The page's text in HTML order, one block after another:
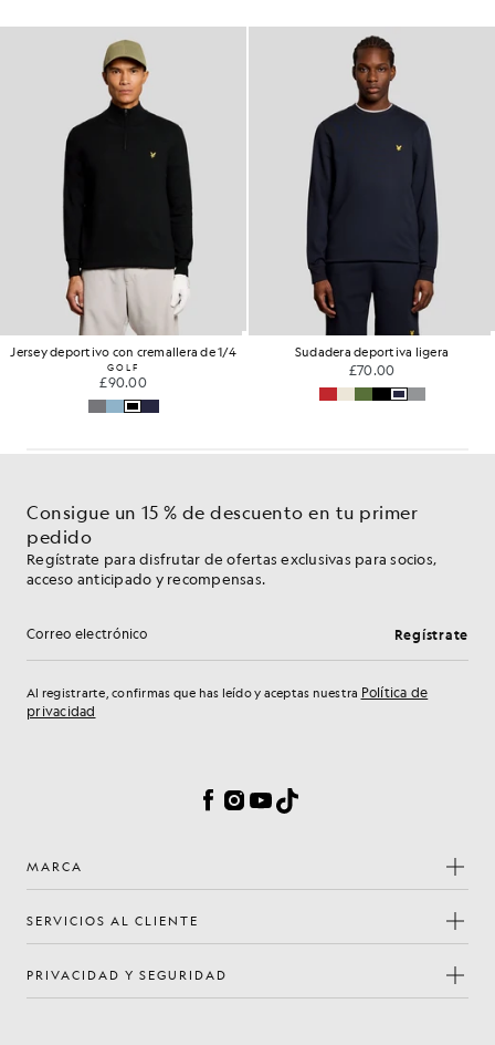
Jersey deportivo con cremallera de 1/4
GOLF
£90.00
Sudadera deportiva ligera
£70.00
Consigue un 15 % de descuento en tu primer
pedido
Regístrate para disfrutar de ofertas exclusivas para socios,
acceso anticipado y recompensas.
Dirección de correo electrónico Regístrate
Al registrarte, confirmas que has leído y aceptas nuestra Política de
privacidad
Facebook
Instagram
YouTube
TikTok
MARCA
SERVICIOS AL CLIENTE
PRIVACIDAD Y SEGURIDAD